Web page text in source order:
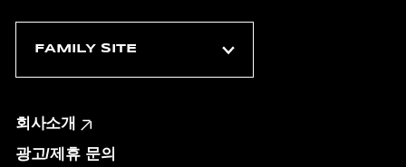
회사소개
광고/제휴 문의